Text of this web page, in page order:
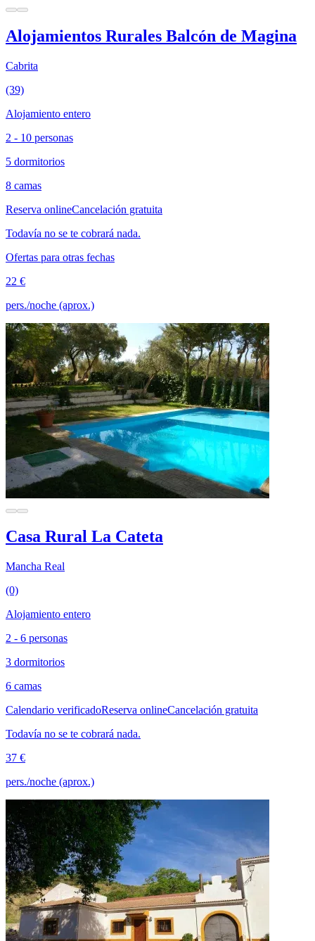
Alojamientos Rurales Balcón de Magina
Cabrita
(39)
Alojamiento entero
2 - 10 personas
5 dormitorios
8 camas
Reserva onlineCancelación gratuita
Todavía no se te cobrará nada.
Ofertas para otras fechas
22 €
pers./noche (aprox.)
Casa Rural La Cateta
Mancha Real
(0)
Alojamiento entero
2 - 6 personas
3 dormitorios
6 camas
Calendario verificadoReserva onlineCancelación gratuita
Todavía no se te cobrará nada.
37 €
pers./noche (aprox.)